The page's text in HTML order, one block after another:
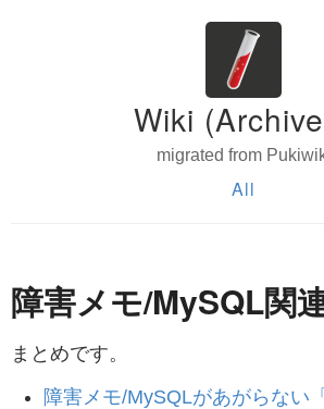
Wiki
migrated from
All
障害メモ/MySQL関
まとめです。
障害メモ/MySQLがあがらない